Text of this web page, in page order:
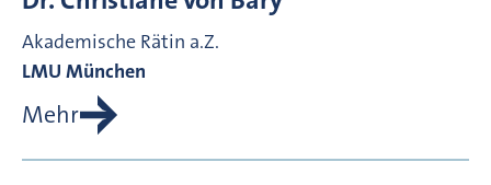
Akademische Rätin a.Z.
LMU München
Mehr